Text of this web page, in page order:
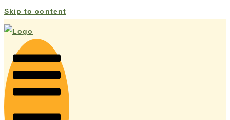
Skip to content